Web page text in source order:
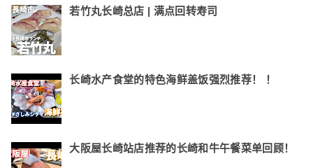
若竹丸长崎总店 | 满点回转寿司
长崎水产食堂的特色海鲜盖饭强烈推荐！ ！
大阪屋长崎站店推荐的长崎和牛午餐菜单回顾！